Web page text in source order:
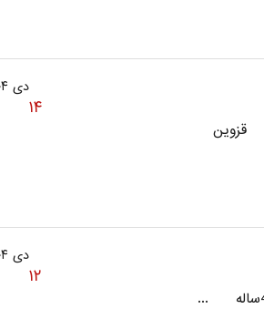
دی ۱۴۰۴
۱۴
دی ۱۴۰۴
۱۲